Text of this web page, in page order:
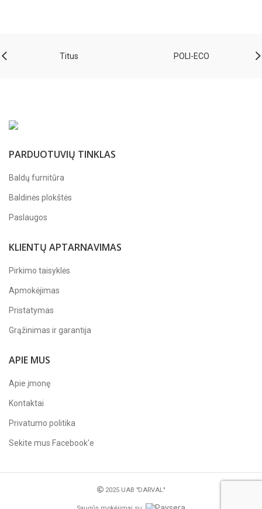
Titus POLI-ECO
PARDUOTUVIŲ TINKLAS
Baldų furnitūra
Baldinės plokštės
Paslaugos
KLIENTŲ APTARNAVIMAS
Pirkimo taisyklės
Apmokėjimas
Pristatymas
Grąžinimas ir garantija
APIE MUS
Apie įmonę
Kontaktai
Privatumo politika
Sekite mus Facebook'e
2025 UAB "DARVAL"